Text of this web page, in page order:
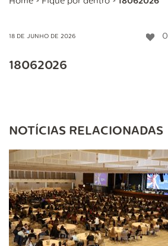
18 DE JUNHO DE 2026 0
18062026
NOTÍCIAS RELACIONADAS